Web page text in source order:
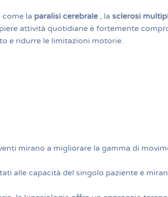
la paralisi cerebrale , la sclerosi
attività quotidiane è fortemente
e ridurre le limitazioni motorie.
mirano a migliorare la gamma di
alle capacità del singolo paziente e